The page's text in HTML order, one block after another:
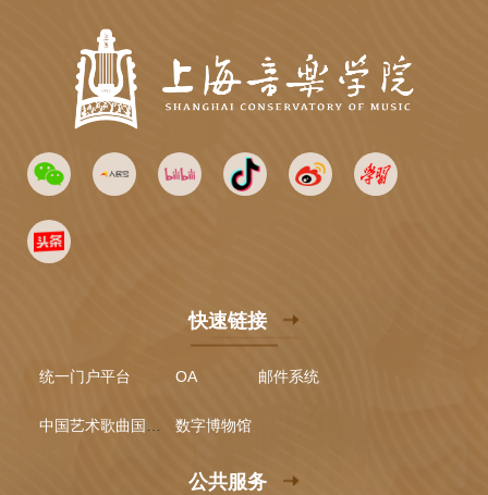
快速链接
统一门户平台 OA 邮件系统
中国艺术歌曲国际声乐比赛 数字博物馆
公共服务